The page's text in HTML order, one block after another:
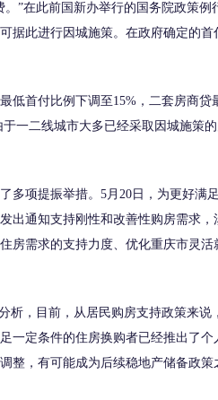
在此前国新办举行的国务院政策例
据此进行因城施策。在政府确定的首
首付比例下调至15%，二套房商贷
一二线城市大多已经采取因城施策
项提振举措。5月20日，为更好满
出通知支持刚性和改善性购房需求，
房需求的支持力度、优化重庆市灵活
，目前，从居民购房支持政策来说
一定条件的住房换购者已经推出了个
整，有可能成为后续稳地产储备政策